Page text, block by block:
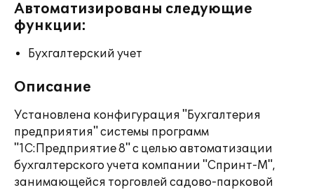
Автоматизированы следующие
функции:
Бухгалтерский учет
Описание
Установлена конфигурация "Бухгалтерия
предприятия" системы программ
"1С:Предприятие 8" с целью автоматизации
бухгалтерского учета компании "Спринт-М",
занимающейся торговлей садово-парковой